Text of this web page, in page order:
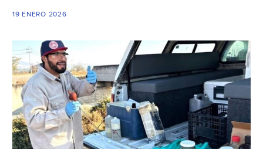
19 ENERO 2026